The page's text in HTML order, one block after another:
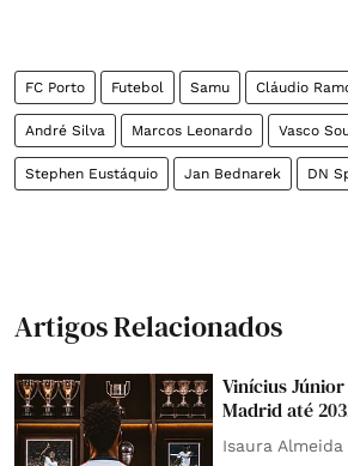
FC Porto Futebol Samu Cláudio
André Silva Marcos Leonardo Vasco
Stephen Eustáquio Jan Bednarek DN
Artigos Relacionados
Vinícius
Madrid até
Isaura Almeida